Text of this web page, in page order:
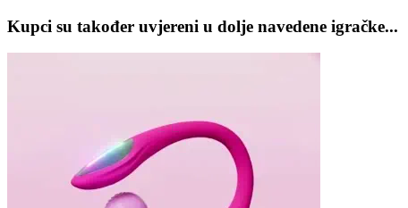
Kupci su također uvjereni u dolje navedene igračke...